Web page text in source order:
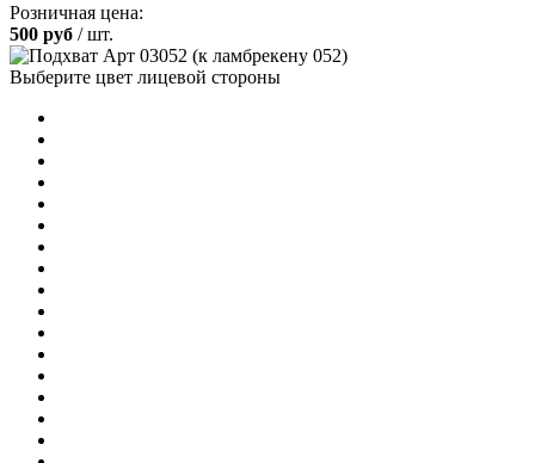
Розничная цена:
500 руб / шт.
Выберите цвет лицевой стороны